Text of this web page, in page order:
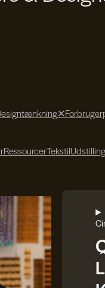
✕
RessourcerTekstilUdstilling